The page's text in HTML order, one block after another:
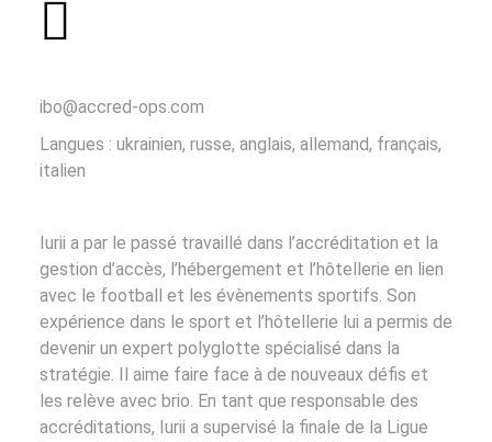
ibo@accred-ops.com
Langues : ukrainien, russe, anglais, allemand, français,
italien
Iurii a par le passé travaillé dans l’accréditation et la
gestion d’accès, l’hébergement et l’hôtellerie en lien
avec le football et les évènements sportifs. Son
expérience dans le sport et l’hôtellerie lui a permis de
devenir un expert polyglotte spécialisé dans la
stratégie. Il aime faire face à de nouveaux défis et
les relève avec brio. En tant que responsable des
accréditations, Iurii a supervisé la finale de la Ligue